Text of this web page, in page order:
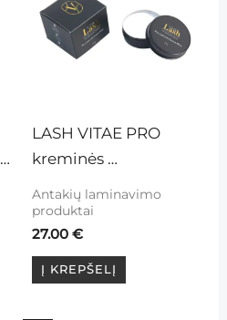
LASH VITAE PRO
kreminės
laminavimo klijai
Antakių laminavimo
produktai
27.00 €
Į KREPŠELĮ